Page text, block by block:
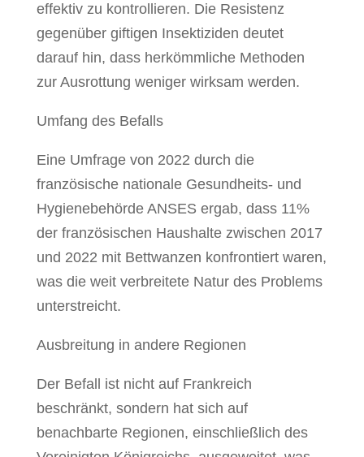
effektiv zu kontrollieren. Die Resistenz
gegenüber giftigen Insektiziden deutet
darauf hin, dass herkömmliche Methoden
zur Ausrottung weniger wirksam werden.
Umfang des Befalls
Eine Umfrage von 2022 durch die
französische nationale Gesundheits- und
Hygienebehörde ANSES ergab, dass 11%
der französischen Haushalte zwischen 2017
und 2022 mit Bettwanzen konfrontiert waren,
was die weit verbreitete Natur des Problems
unterstreicht.
Ausbreitung in andere Regionen
Der Befall ist nicht auf Frankreich
beschränkt, sondern hat sich auf
benachbarte Regionen, einschließlich des